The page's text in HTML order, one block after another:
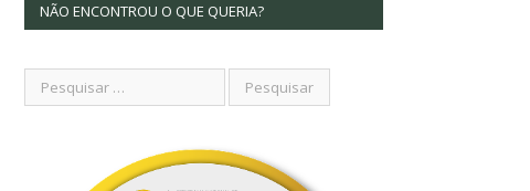
NÃO ENCONTROU O QUE QUERIA?